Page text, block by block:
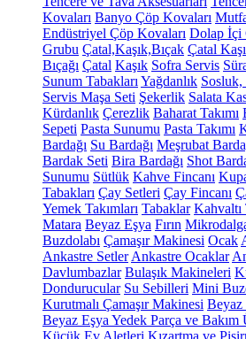
Kovaları Banyo Çöp Kovaları
Endüstriyel Çöp Kovaları Dolap İçi
Grubu Çatal,Kaşık,Bıçak Çatal
Bıçağı Çatal Kaşık Sofra Servis
Sunum Tabakları Yağdanlık
Servis Maşa Seti Şekerlik Salata
Kürdanlık Çerezlik Baharat Takımı
Sepeti Pasta Sunumu Pasta Takımı
Bardağı Su Bardağı Meşrubat
Bardak Seti Bira Bardağı Shot
Sunumu Sütlük Kahve Fincanı
Tabakları Çay Setleri Çay Fincanı
Yemek Takımları Tabaklar Kahvaltı
Matara Beyaz Eşya Fırın
Buzdolabı Çamaşır Makinesi Ocak
Ankastre Setler Ankastre Ocaklar
Davlumbazlar Bulaşık Makineleri
Dondurucular Su Sebilleri Mini
Kurutmalı Çamaşır Makinesi Beyaz
Beyaz Eşya Yedek Parça ve Bakım
Küçük Ev Aletleri Kızartma ve